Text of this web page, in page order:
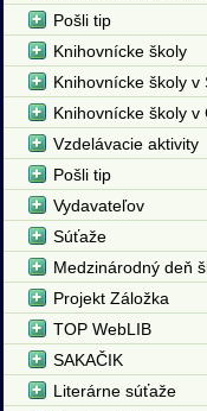
Pošli tip
Knihovnícke školy
Knihovnícke školy v
Knihovnícke školy v
Vzdelávacie aktivity
Pošli tip
Vydavateľov
Súťaže
Medzinárodný deň
Projekt Záložka
TOP WebLIB
SAKAČIK
Literárne súťaže